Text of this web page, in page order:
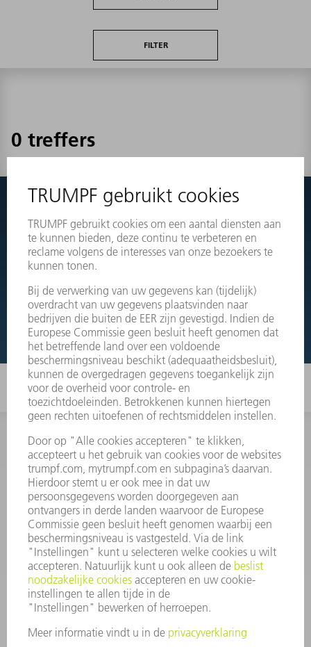
FILTER
0 treffers
Schakel eenvoudig door naar de explosietekeningen van uw
machines en bestel direct het juiste onderdeel.
OPENGEWERKTE TEKENINGEN
INFORMATIE
Veel gestelde vragen
Algemene voorwaarden
CONTACT
+31 88 4002 400
Ma. - vr. 8.00 - 17.00 uur
onderdelen.tnl@de.trumpf.com